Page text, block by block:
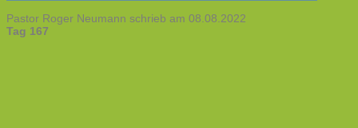
Pastor Roger Neumann schrieb am 08.08.2022
Tag 167